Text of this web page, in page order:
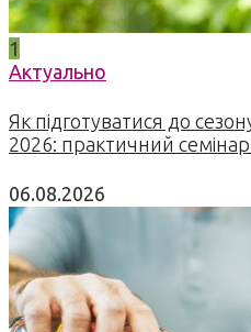
1
Актуально
Як підготуватися до
2026: практичний
06.08.2026